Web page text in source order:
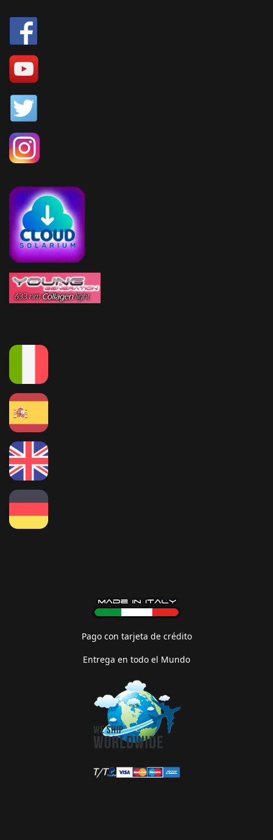
Pago con tarjeta de crédito
Entrega en todo el Mundo